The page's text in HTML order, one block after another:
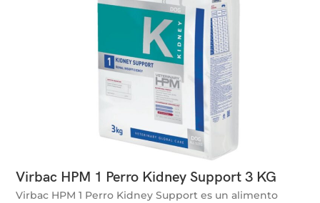
Virbac HPM 1 Perro Kidney Support 3 KG
Virbac HPM 1 Perro Kidney Support es un alimento